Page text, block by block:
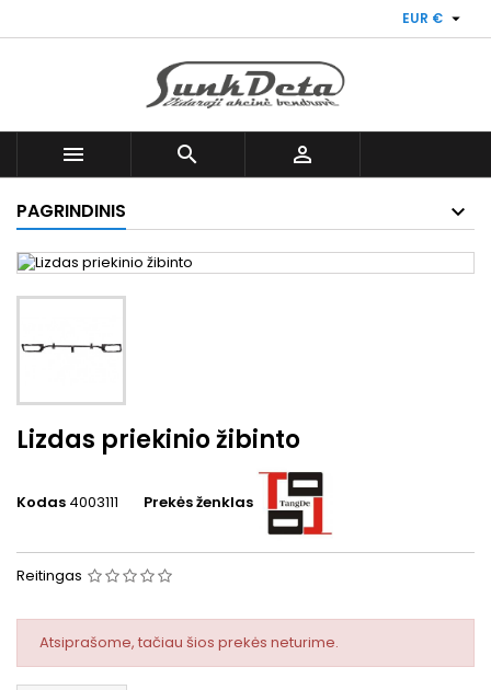
EUR € 
  
PAGRINDINIS
Lizdas priekinio žibinto
Kodas 4003111 Prekės ženklas
Reitingas
Atsiprašome, tačiau šios prekės neturime.